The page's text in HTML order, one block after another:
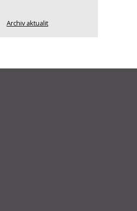
Archiv aktualit